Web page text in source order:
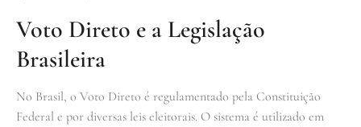
Voto Direto e a Legislação
Brasileira
No Brasil, o Voto Direto é regulamentado pela Constituição
Federal e por diversas leis eleitorais. O sistema é utilizado em